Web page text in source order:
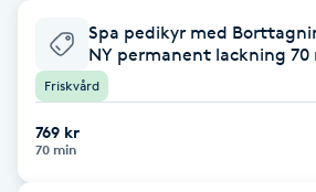
Babylights
Balayage
Spa pedikyr med
NY permanent lackning
Friskvård
769 kr
70 min